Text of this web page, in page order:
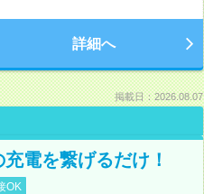
詳細へ
掲載日：2026.08.07
電を繋げるだけ！
OK